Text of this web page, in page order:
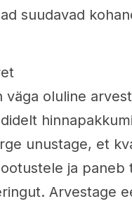
suudavad
väga oluline
unustage, et
ja paneb
Arvestage